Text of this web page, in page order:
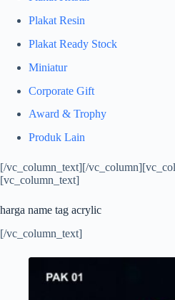
Plakat Resin
Plakat Ready Stock
Miniatur
Corporate Gift
Award & Trophy
Produk Lain
[/vc_column_text][/
[vc_column_text]
harga name tag acrylic
[/vc_column_text]